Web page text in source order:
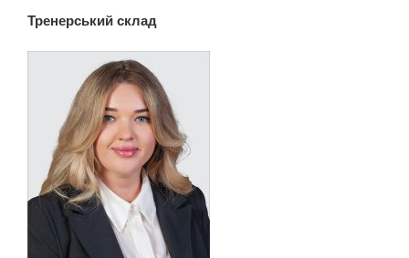
Тренерський склад